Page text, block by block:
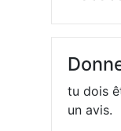
tu dois
un avis.